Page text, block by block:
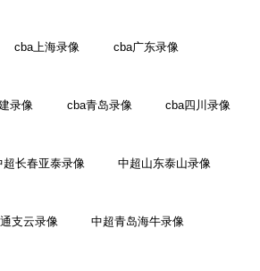
cba上海录像 cba广东录像
录像 cba青岛录像 cba四川录像
超长春亚泰录像 中超山东泰山录像
支云录像 中超青岛海牛录像